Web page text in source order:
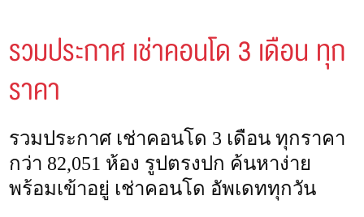
รวมประกาศ เช่าคอนโด 3 เดือน ทุก
ราคา
รวมประกาศ เช่าคอนโด 3 เดือน ทุกราคา
กว่า 82,051 ห้อง รูปตรงปก ค้นหาง่าย
พร้อมเข้าอยู่ เช่าคอนโด อัพเดททุกวัน